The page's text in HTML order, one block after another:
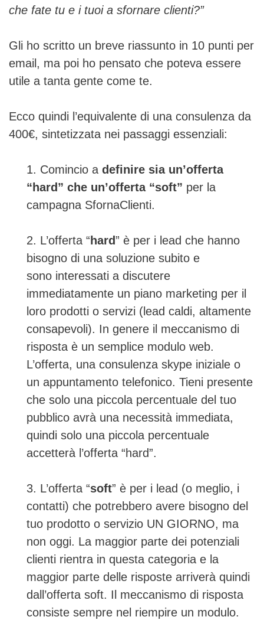
che fate tu e i tuoi a sfornare clienti?”
Gli ho scritto un breve riassunto in 10 punti per
email, ma poi ho pensato che poteva essere
utile a tanta gente come te.
Ecco quindi l’equivalente di una consulenza da
400€, sintetizzata nei passaggi essenziali:
1. Comincio a definire sia un’offerta
“hard” che un’offerta “soft” per la
campagna SfornaClienti.
2. L’offerta “ hard” è per i lead che hanno
bisogno di una soluzione subito e
sono interessati a discutere
immediatamente un piano marketing per il
loro prodotti o servizi (lead caldi, altamente
consapevoli). In genere il meccanismo di
risposta è un semplice modulo web.
L’offerta, una consulenza skype iniziale o
un appuntamento telefonico. Tieni presente
che solo una piccola percentuale del tuo
pubblico avrà una necessità immediata,
quindi solo una piccola percentuale
accetterà l’offerta “hard”.
3. L’offerta “soft” è per i lead (o meglio, i
contatti) che potrebbero avere bisogno del
tuo prodotto o servizio UN GIORNO, ma
non oggi. La maggior parte dei potenziali
clienti rientra in questa categoria e la
maggior parte delle risposte arriverà quindi
dall’offerta soft. Il meccanismo di risposta
consiste sempre nel riempire un modulo.